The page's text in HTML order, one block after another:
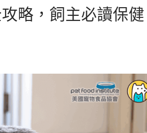
略，飼主必讀保健